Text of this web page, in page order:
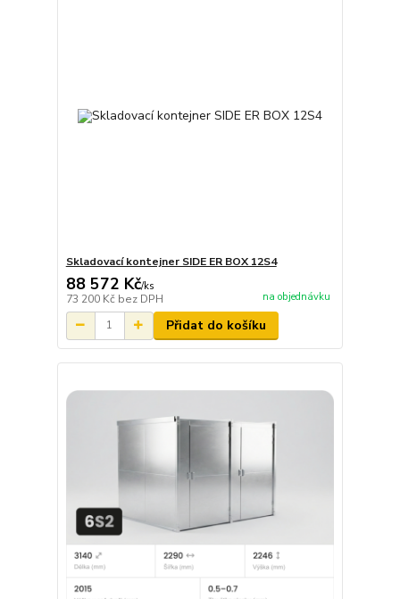
Skladovací kontejner SIDE ER BOX 12S4
88 572 Kč/ks
73 200 Kč bez DPH na objednávku
Přidat do košíku